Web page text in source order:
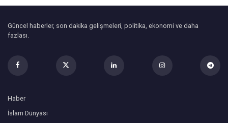
Güncel haberler, son dakika gelişmeleri, politika, ekonomi ve daha
fazlası.
Haber
İslam Dünyası